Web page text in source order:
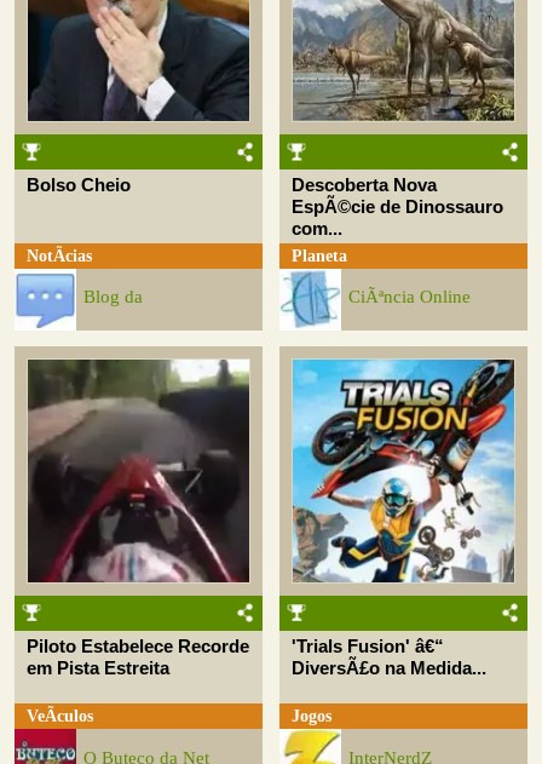
Bolso Cheio
NotÃ­cias
Blog da
Descoberta Nova
EspÃ©cie de Dinossauro
com...
Planeta
CiÃªncia Online
Piloto Estabelece Recorde
em Pista Estreita
VeÃ­culos
O Buteco da Net
'Trials Fusion' â€“
DiversÃ£o na Medida...
Jogos
InterNerdZ